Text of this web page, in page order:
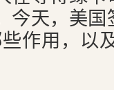
今天，美
作用，以